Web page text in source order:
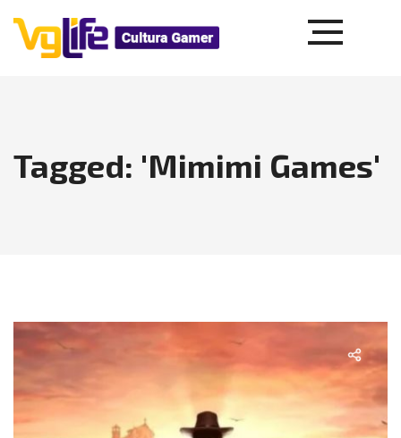
Tagged: 'Mimimi Games'